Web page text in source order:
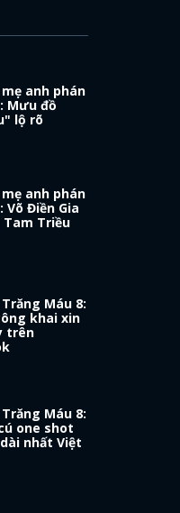
mẹ anh phán
Mưu đồ
lộ rõ
mẹ anh phán
Võ Điền Gia
Tam Triều
Máu 8:
khai xin
trên
Máu 8:
one shot
nhất Việt